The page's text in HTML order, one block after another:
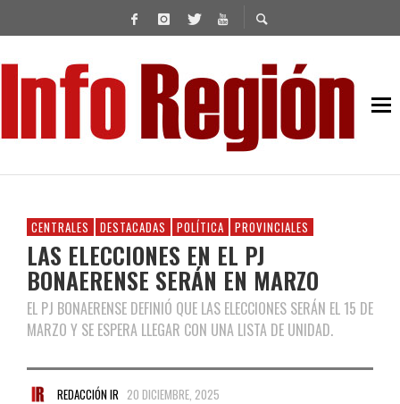
CENTRALES DESTACADAS POLÍTICA PROVINCIALES
LAS ELECCIONES EN EL PJ
BONAERENSE SERÁN EN MARZO
EL PJ BONAERENSE DEFINIÓ QUE LAS ELECCIONES SERÁN EL 15 DE
MARZO Y SE ESPERA LLEGAR CON UNA LISTA DE UNIDAD.
REDACCIÓN IR 20 DICIEMBRE, 2025